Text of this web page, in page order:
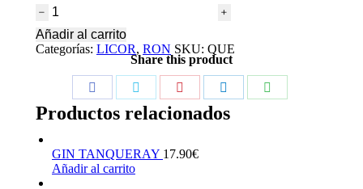
CACIQUE
CL
cantidad
Añadir al carrito
Categorías: LICOR, RON SKU: QUE
Share this product
on
on
on
on
Productos relacionados
GIN TANQUERAY 17.90€
Añadir al carrito